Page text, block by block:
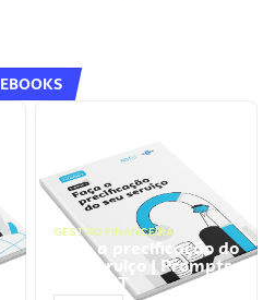
EBOOKS
GESTÃO FINANCEIRA
Faça a precificação do
seu serviço | Prompts
ChatGPT